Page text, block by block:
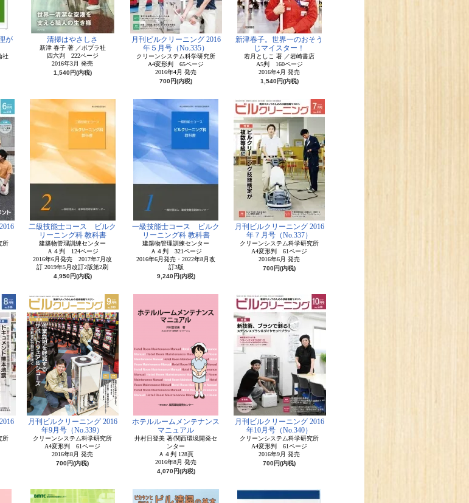
が
社
清掃はやさしさ
新津 春子 著 ／ポプラ社
四六判 222ページ
2016年3月 発売
1,540円(内税)
月刊ビルクリーニング 2016
年５月号（No.335）
クリーンシステム科学研究所
A4変形判 65ページ
2016年4月 発売
700円(内税)
新津春子。世界一のおそう
じマイスター！
若月としこ 著 ／岩崎書店
A5判 160ページ
2016年4月 発売
1,540円(内税)
所
二級技能士コース ビルク
リーニング科 教科書
建築物管理訓練センター
Ａ４判 124ページ
2016年6月発売 2017年7月改
訂 2019年5月改訂2版第2刷
4,950円(内税)
一級技能士コース ビルク
リーニング科 教科書
建築物管理訓練センター
Ａ４判 321ページ
2016年6月発売・2022年8月改
訂3版
9,240円(内税)
月刊ビルクリーニング 2016
年７月号（No.337）
クリーンシステム科学研究所
A4変形判 61ページ
2016年6月 発売
700円(内税)
所
月刊ビルクリーニング 2016
年9月号（No.339）
クリーンシステム科学研究所
A4変形判 61ページ
2016年8月 発売
700円(内税)
ホテルルームメンテナンス
マニュアル
井村日登美 著/関西環境開発セ
ンター
Ａ４判 128頁
2016年8月 発売
4,070円(内税)
月刊ビルクリーニング 2016
年10月号（No.340）
クリーンシステム科学研究所
A4変形判 61ページ
2016年9月 発売
700円(内税)